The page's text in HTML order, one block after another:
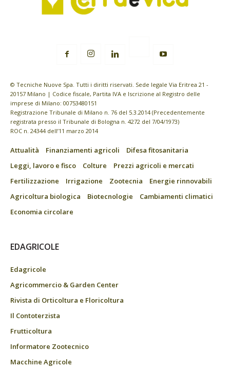
© Tecniche Nuove Spa. Tutti i diritti riservati. Sede legale Via Eritrea 21 -
20157 Milano | Codice fiscale, Partita IVA e Iscrizione al Registro delle
imprese di Milano: 00753480151
Registrazione Tribunale di Milano n. 76 del 5.3.2014 (Precedentemente
registrata presso il Tribunale di Bologna n. 4272 del 7/04/1973)
ROC n. 24344 dell’11 marzo 2014
Attualità Finanziamenti agricoli
Difesa fitosanitaria
Leggi, lavoro e fisco
Colture
Prezzi agricoli e mercati
Fertilizzazione
Irrigazione Zootecnia
Energie rinnovabili
Agricoltura biologica
Biotecnologie
Cambiamenti climatici
Economia circolare
EDAGRICOLE
Edagricole
Agricommercio & Garden Center
Rivista di Orticoltura e Floricoltura
Il Contoterzista
Frutticoltura
Informatore Zootecnico
Macchine Agricole